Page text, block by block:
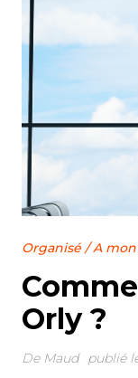
Organisé /A
Orly ?
De Maud publié